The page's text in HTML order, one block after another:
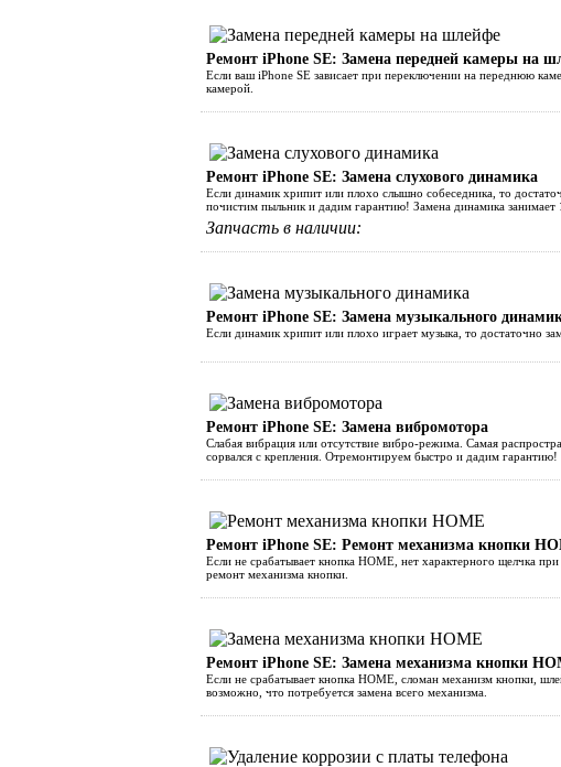
Ремонт iPhone SE: Замена передней камеры на
Если ваш iPhone SE зависает при переключении на переднюю
камерой.
Ремонт iPhone SE: Замена слухового динамика
Если динамик хрипит или плохо слышно собеседника, то
почистим пыльник и дадим гарантию! Замена динамика занимает
Запчасть в наличии:
Ремонт iPhone SE: Замена музыкального
Если динамик хрипит или плохо играет музыка, то достаточно
Ремонт iPhone SE: Замена вибромотора
Слабая вибрация или отсутствие вибро-режима. Самая
сорвался с крепления. Отремонтируем быстро и дадим гарантию!
Ремонт iPhone SE: Ремонт механизма кнопки
Если не срабатывает кнопка HOME, нет характерного щелчка
ремонт механизма кнопки.
Ремонт iPhone SE: Замена механизма кнопки
Если не срабатывает кнопка HOME, сломан механизм кнопки,
возможно, что потребуется замена всего механизма.